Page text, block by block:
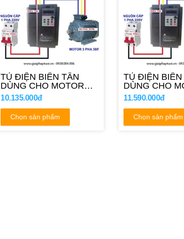
TỦ ĐIỆN BIẾN TẦN
DÙNG CHO MOTOR
7.5HP
10.135.000đ
Chọn sản phẩm
TỦ ĐIỆN BIẾN
DÙNG CHO
10HP
11.590.000đ
Chọn sản phẩm